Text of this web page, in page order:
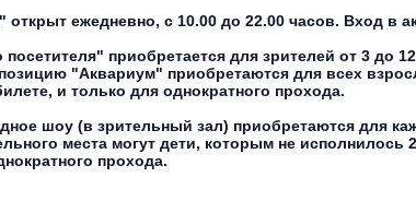
ежедневно, с 10.00 до 22.00 часов. Вход в
приобретается для зрителей от 3 до 12
"Аквариум" приобретаются для всех
и только для однократного прохода.
шоу (в зрительный зал) приобретаются для
места могут дети, которым не исполнилось
прохода.